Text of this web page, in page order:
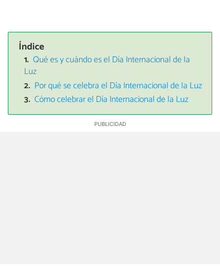
Índice
Qué es y cuándo es el Día Internacional de la
Luz
Por qué se celebra el Día Internacional de la Luz
Cómo celebrar el Día Internacional de la Luz